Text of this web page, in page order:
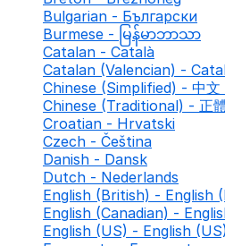
Bulgarian - Български
Burmese - မြန်မာဘာသာ
Catalan - Català
Catalan (Valencian) -
Chinese (Simplified) - 中文
Chinese (Traditional) - 正
Croatian - Hrvatski
Czech - Čeština
Danish - Dansk
Dutch - Nederlands
English (British) - English
English (Canadian) -
English (US) - English